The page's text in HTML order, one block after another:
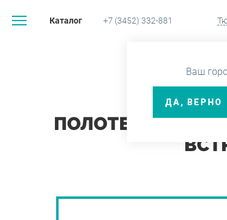
Каталог +7 (3452) 332-881
Ваш
ДА, ВЕРНО